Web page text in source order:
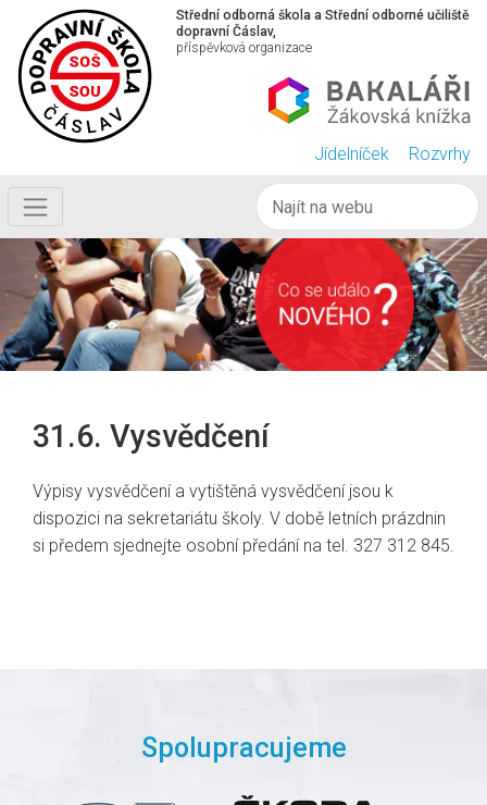
Střední odborná škola a Střední odborné učiliště
dopravní Čáslav,
příspěvková organizace
Jídelníček Rozvrhy
31.6. Vysvědčení
Výpisy vysvědčení a vytištěná vysvědčení jsou k
dispozici na sekretariátu školy. V době letních prázdnin
si předem sjednejte osobní předání na tel. 327 312 845.
Spolupracujeme